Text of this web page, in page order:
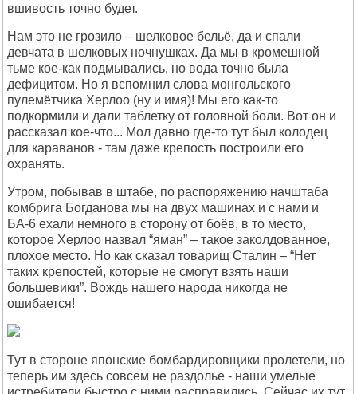
вшивость точно будет.
Нам это не грозило – шелковое бельё, да и спали
девчата в шелковых ночнушках. Да мы в кромешной
тьме кое-как подмывались, но вода точно была
дефицитом. Но я вспомнил слова монгольского
пулемётчика Херлоо (ну и имя)! Мы его как-то
подкормили и дали таблетку от головной боли. Вот он и
рассказал кое-что... Мол давно где-то тут был колодец
для караванов - там даже крепость построили его
охранять.
Утром, побывав в штабе, по распоряжению начштаба
комбрига Богданова мы на двух машинах и с нами и
БА-6 ехали немного в сторону от боёв, в то место,
которое Херлоо назвал “яман” – такое заколдованное,
плохое место. Но как сказал товарищ Сталин – “Нет
таких крепостей, которые не смогут взять наши
большевики”. Вождь нашего народа никогда не
ошибается!
Тут в стороне японские бомбардировщики пролетели, но
теперь им здесь совсем не раздолье - наши умелые